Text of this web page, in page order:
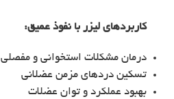
کاربردهای لیزر با نفوذ عمیق:
درمان مشکلات استخوانی و مفصلی
تسکین دردهای مزمن عضلانی
بهبود عملکرد و توان عضلات